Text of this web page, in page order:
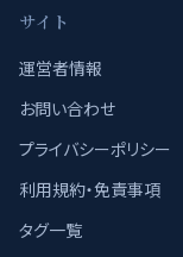
サイト
運営者情報
お問い合わせ
プライバシーポリシー
利用規約・免責事項
タグ一覧